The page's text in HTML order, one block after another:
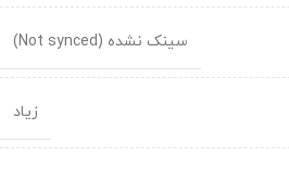
سینک نشده (Not synced)
زیاد